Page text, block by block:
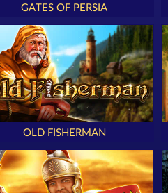
GATES OF PERSIA
OLD FISHERMAN